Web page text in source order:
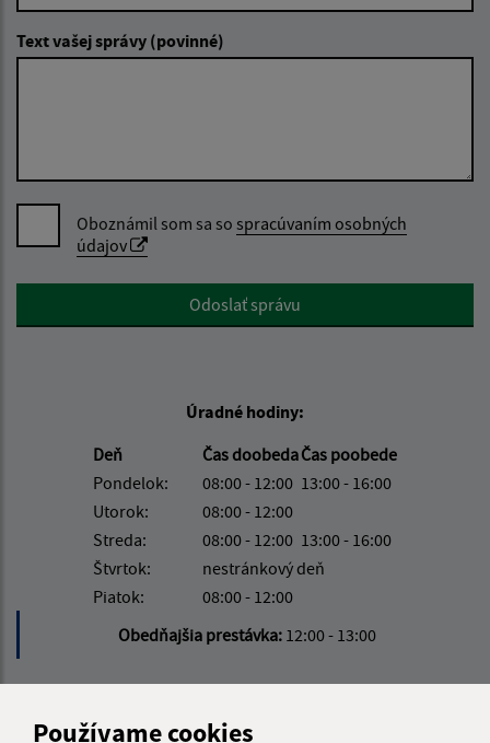
Používame cookies
Text vašej správy (povinné)
Oboznámil som sa so spracúvaním osobných
údajov
Google reCaptcha ResponseOdoslať správu
Úradné hodiny:
Deň
Čas doobedaČas poobede
Pondelok:
08:00 - 12:00 13:00 - 16:00
Utorok:
08:00 - 12:00
Streda:
08:00 - 12:00 13:00 - 16:00
Štvrtok:
nestránkový deň
Piatok:
08:00 - 12:00
Obedňajšia prestávka: 12:00 - 13:00